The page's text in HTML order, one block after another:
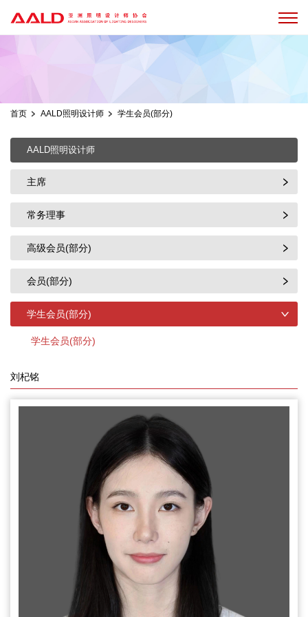
首页 AALD照明设计师 学生会员(部分)
AALD照明设计师
主席
常务理事
高级会员(部分)
会员(部分)
学生会员(部分)
学生会员(部分)
刘杞铭